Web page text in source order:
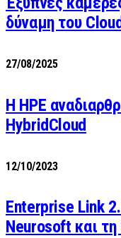
δύναμη του Cloud
27/08/2025
H HPE
HybridCloud
12/10/2023
Enterprise Link
Neurosoft και